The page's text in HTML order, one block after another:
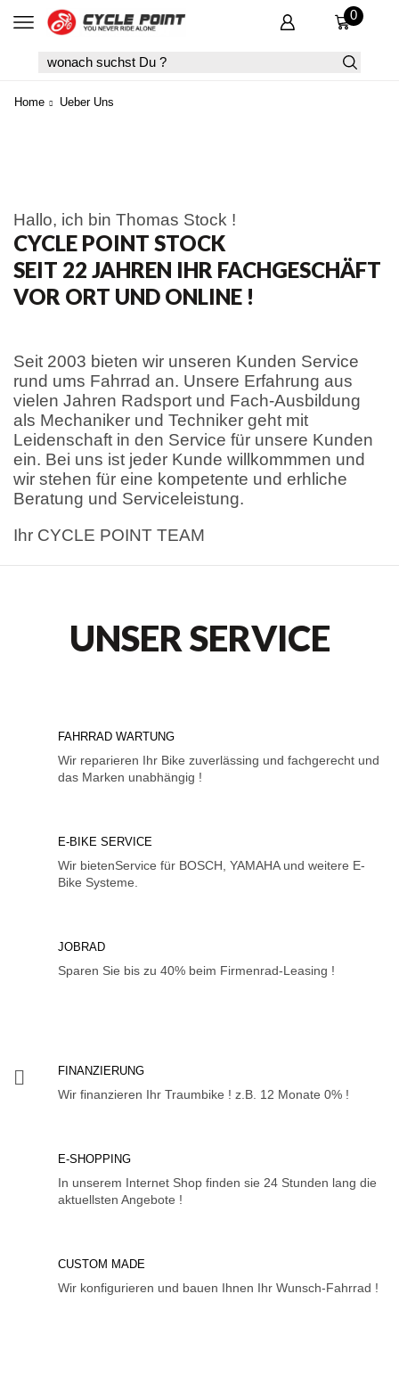
0
Home Ueber Uns
Hallo, ich bin Thomas Stock !
CYCLE POINT STOCK
SEIT 22 JAHREN IHR FACHGESCHÄFT
VOR ORT UND ONLINE !
Seit 2003 bieten wir unseren Kunden Service
rund ums Fahrrad an. Unsere Erfahrung aus
vielen Jahren Radsport und Fach-Ausbildung
als Mechaniker und Techniker geht mit
Leidenschaft in den Service für unsere Kunden
ein. Bei uns ist jeder Kunde willkommmen und
wir stehen für eine kompetente und erhliche
Beratung und Serviceleistung.
Ihr CYCLE POINT TEAM
UNSER SERVICE
FAHRRAD WARTUNG
Wir reparieren Ihr Bike zuverlässing und fachgerecht und
das Marken unabhängig !
E-BIKE SERVICE
Wir bietenService für BOSCH, YAMAHA und weitere E-
Bike Systeme.
JOBRAD
Sparen Sie bis zu 40% beim Firmenrad-Leasing !
FINANZIERUNG
Wir finanzieren Ihr Traumbike ! z.B. 12 Monate 0% !
E-SHOPPING
In unserem Internet Shop finden sie 24 Stunden lang die
aktuellsten Angebote !
CUSTOM MADE
Wir konfigurieren und bauen Ihnen Ihr Wunsch-Fahrrad !